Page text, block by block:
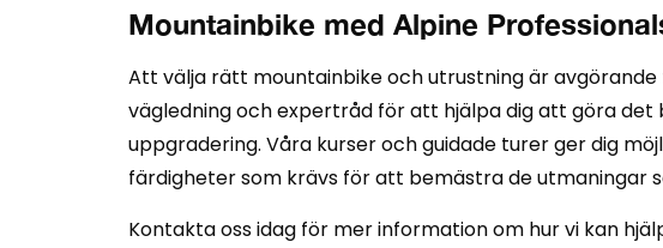
Mountainbike med Alpine
Att välja rätt mountainbike och utrustning är
vägledning och expertråd för att hjälpa dig att göra
uppgradering. Våra kurser och guidade turer ger dig
färdigheter som krävs för att bemästra de utmaningar
Kontakta oss idag för mer information om hur vi kan